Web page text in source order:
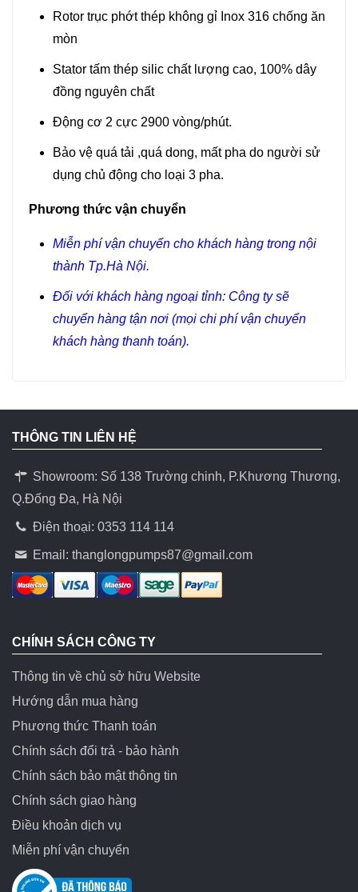
Rotor trục phớt thép không gỉ Inox 316 chống ăn
mòn
Stator tấm thép silic chất lượng cao, 100% dây
đồng nguyên chất
Động cơ 2 cực 2900 vòng/phút.
Bảo vệ quá tải ,quá dong, mất pha do người sử
dụng chủ động cho loại 3 pha.
Phương thức vận chuyển
Miễn phí vận chuyển cho khách hàng trong nội
thành Tp.Hà Nội.
Đối với khách hàng ngoại tỉnh: Công ty sẽ
chuyển hàng tận nơi (mọi chi phí vận chuyển
khách hàng thanh toán).
THÔNG TIN LIÊN HỆ
Showroom: Số 138 Trường chinh, P.Khương Thương,
Q.Đống Đa, Hà Nội
Điện thoại: 0353 114 114
Email:thanglongpumps87@gmail.com
CHÍNH SÁCH CÔNG TY
Thông tin về chủ sở hữu Website
Hướng dẫn mua hàng
Phương thức Thanh toán
Chính sách đổi trả - bảo hành
Chính sách bảo mật thông tin
Chính sách giao hàng
Điều khoản dịch vụ
Miễn phí vận chuyển